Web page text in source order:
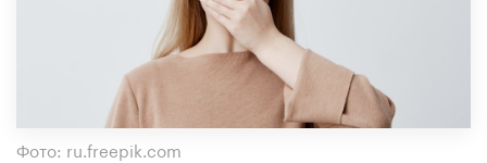
Фото: ru.freepik.com